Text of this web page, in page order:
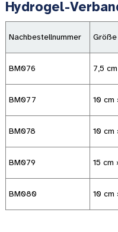
Hydrogel-
Nachbestellnummer Größe
BM076 7,5
BM077 10 cm
BM078 10 cm
BM079 15 cm
BM080 10 cm